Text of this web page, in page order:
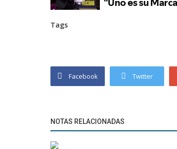
Tags
Facebook Twitter
NOTAS RELACIONADAS